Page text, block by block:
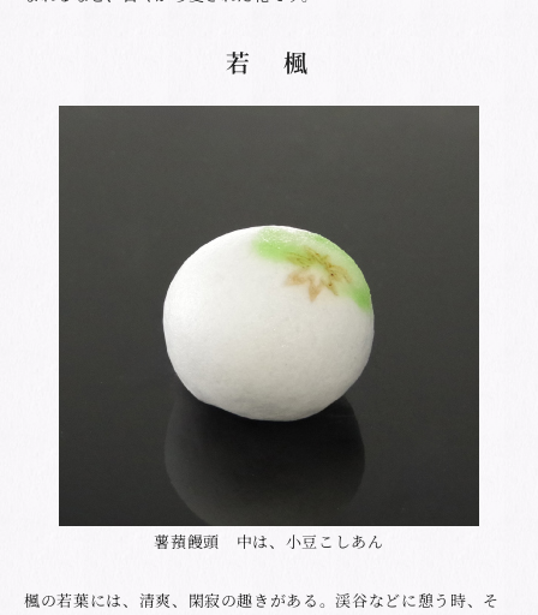
若 楓
薯蕷饅頭 中は、小豆こしあん
楓の若葉には、清爽、閑寂の趣きがある。渓谷などに憩う時、そ